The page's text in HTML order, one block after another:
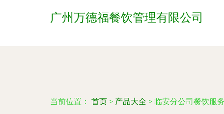
广州万德福餐饮管理有限公司
当前位置： 首页 > 产品大全 > 临安分公司餐饮服